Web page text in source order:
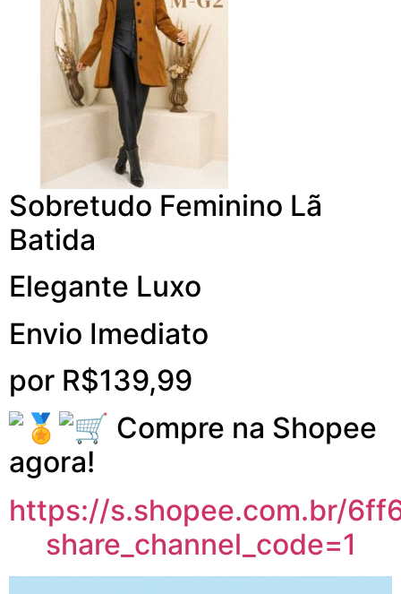
Sobretudo Feminino Lã
Batida
Elegante Luxo
Envio Imediato
por R$139,99
Compre na Shopee
agora!
https://s.shopee.com.br/
share_channel_code=1